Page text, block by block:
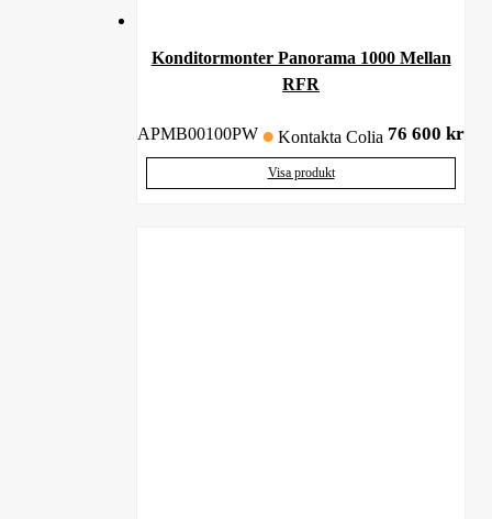
Konditormonter Panorama 1000 Mellan
RFR
APMB00100PW Kontakta Colia 76 600 kr
Visa produkt